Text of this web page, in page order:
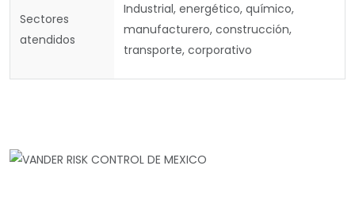
Sectores
atendidos
Industrial, energético, químico,
manufacturero, construcción,
transporte, corporativo